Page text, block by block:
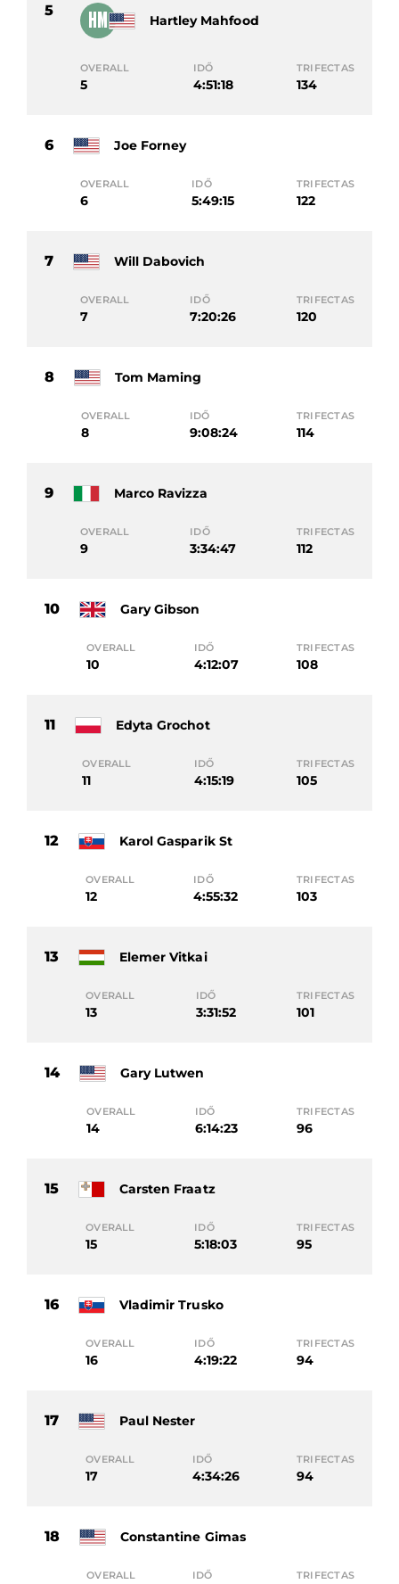
5 HM Hartley Mahfood
OVERALL
5
IDŐ
4:51:18
TRIFECTAS
134
6 Joe Forney
OVERALL
6
IDŐ
5:49:15
TRIFECTAS
122
7 Will Dabovich
OVERALL
7
IDŐ
7:20:26
TRIFECTAS
120
8 Tom Maming
OVERALL
8
IDŐ
9:08:24
TRIFECTAS
114
9 Marco Ravizza
OVERALL
9
IDŐ
3:34:47
TRIFECTAS
112
10 Gary Gibson
OVERALL
10
IDŐ
4:12:07
TRIFECTAS
108
11 Edyta Grochot
OVERALL
11
IDŐ
4:15:19
TRIFECTAS
105
12 Karol Gasparik St
OVERALL
12
IDŐ
4:55:32
TRIFECTAS
103
13 Elemer Vitkai
OVERALL
13
IDŐ
3:31:52
TRIFECTAS
101
14 Gary Lutwen
OVERALL
14
IDŐ
6:14:23
TRIFECTAS
96
15 Carsten Fraatz
OVERALL
15
IDŐ
5:18:03
TRIFECTAS
95
16 Vladimir Trusko
OVERALL
16
IDŐ
4:19:22
TRIFECTAS
94
17 Paul Nester
OVERALL
17
IDŐ
4:34:26
TRIFECTAS
94
18 Constantine Gimas
OVERALL IDŐ TRIFECTAS